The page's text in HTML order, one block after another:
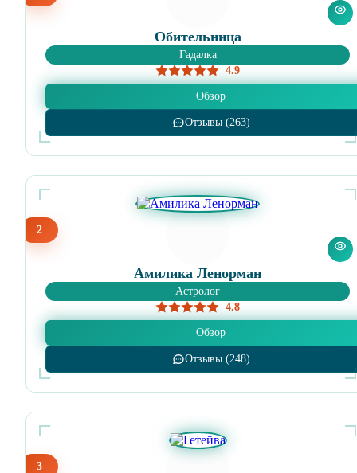
Обительница
Гадалка
4.9
Обзор
Отзывы (263)
2
Амилика Ленорман
Астролог
4.8
Обзор
Отзывы (248)
3